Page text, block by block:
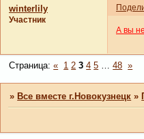
winterlily
Участник
А вы
Страница:« 1 2 3 4 5 48 »
»Все вместе г.Новокузнецк »